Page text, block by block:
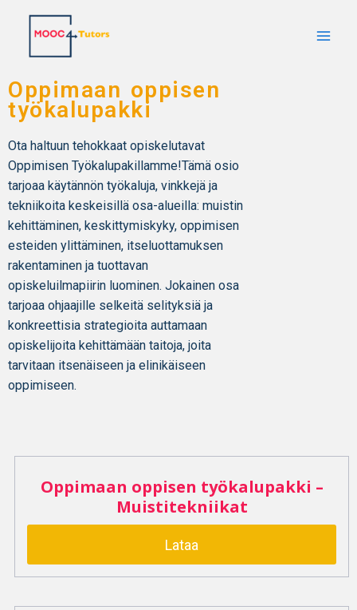
Oppimaan oppisen
työkalupakki
Ota haltuun tehokkaat opiskelutavat
Oppimisen Työkalupakillamme!Tämä osio
tarjoaa käytännön työkaluja, vinkkejä ja
tekniikoita keskeisillä osa-alueilla: muistin
kehittäminen, keskittymiskyky, oppimisen
esteiden ylittäminen, itseluottamuksen
rakentaminen ja tuottavan
opiskeluilmapiirin luominen. Jokainen osa
tarjoaa ohjaajille selkeitä selityksiä ja
konkreettisia strategioita auttamaan
opiskelijoita kehittämään taitoja, joita
tarvitaan itsenäiseen ja elinikäiseen
oppimiseen.
Oppimaan oppisen työkalupakki –
Muistitekniikat
Lataa